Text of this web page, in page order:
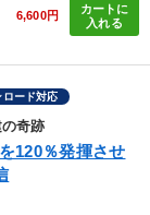
6,600円
カートに
入れる
ロード対応
奇跡
120％発揮させ